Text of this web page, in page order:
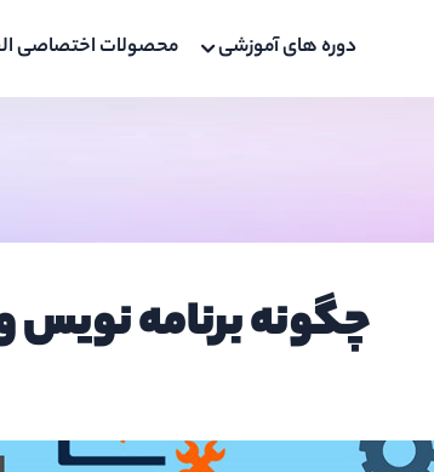
دوره های آموزشی محصولات اختصاصی
چگونه برنامه